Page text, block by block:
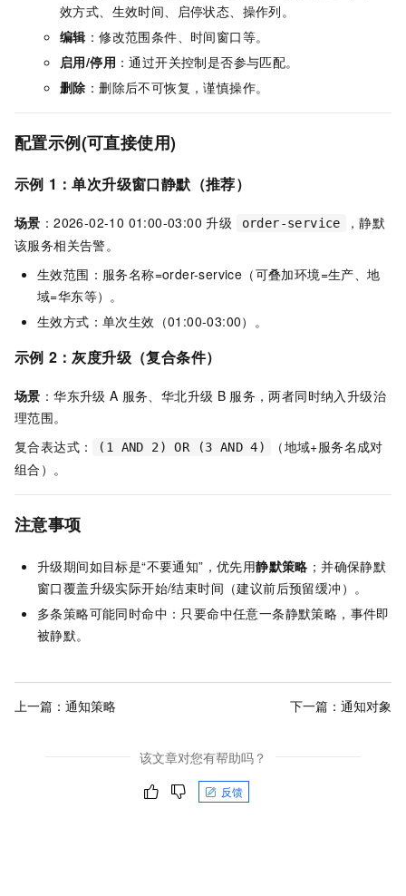
效方式、生效时间、启停状态、操作列。
编辑 ：修改范围条件、时间窗口等。
启用/停用 ：通过开关控制是否参与匹配。
删除 ：删除后不可恢复，谨慎操作。
配置示例(可直接使用)
示例 1：单次升级窗口静默（推荐）
场景 ：2026-02-10 01:00-03:00 升级 order-service
，静默
该服务相关告警。
生效范围：服务名称=order-service（可叠加环境=生产、地
域=华东等）。
生效方式：单次生效（01:00-03:00）。
示例 2：灰度升级（复合条件）
场景 ：华东升级 A 服务、华北升级 B 服务，两者同时纳入升级治
理范围。
复合表达式：
(1 AND 2) OR (3 AND 4)
（地域+服务名成对
组合）。
注意事项
升级期间如目标是“不要通知”，优先用静默策略 ；并确保静默
窗口覆盖升级实际开始/结束时间（建议前后预留缓冲）。
多条策略可能同时命中：只要命中任意一条静默策略，事件即
被静默。
上一篇： 通知策略 下一篇： 通知对象
该文章对您有帮助吗？
反馈